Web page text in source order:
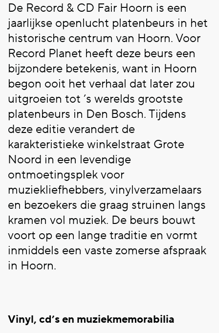
De Record & CD Fair Hoorn is een
jaarlijkse openlucht platenbeurs in het
historische centrum van Hoorn. Voor
Record Planet heeft deze beurs een
bijzondere betekenis, want in Hoorn
begon ooit het verhaal dat later zou
uitgroeien tot ’s werelds grootste
platenbeurs in Den Bosch. Tijdens
deze editie verandert de
karakteristieke winkelstraat Grote
Noord in een levendige
ontmoetingsplek voor
muziekliefhebbers, vinylverzamelaars
en bezoekers die graag struinen langs
kramen vol muziek. De beurs bouwt
voort op een lange traditie en vormt
inmiddels een vaste zomerse afspraak
in Hoorn.
Vinyl, cd’s en muziekmemorabilia